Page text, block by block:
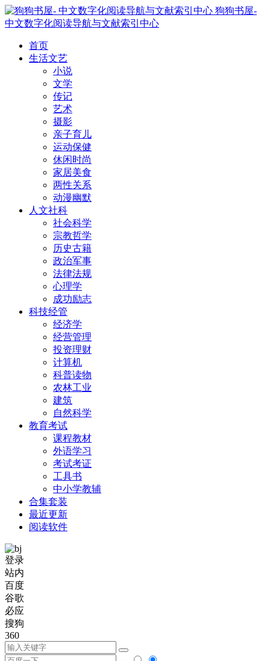
狗狗书屋-
中文数字化阅读导航与文献索引中心
首页
生活文艺
小说
文学
传记
艺术
摄影
亲子育儿
运动保健
休闲时尚
家居美食
两性关系
动漫幽默
人文社科
社会科学
宗教哲学
历史古籍
政治军事
法律法规
心理学
成功励志
科技经管
经济学
经营管理
投资理财
计算机
科普读物
农林工业
建筑
自然科学
教育考试
课程教材
外语学习
考试考证
工具书
中小学教辅
合集套装
最近更新
阅读软件
登录
站内
百度
谷歌
必应
搜狗
360